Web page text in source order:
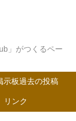
」がつくるペー
示板過去の投稿
リンク